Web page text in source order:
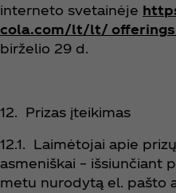
interneto svetainėje
cola.com/lt/lt/
birželio 29 d.
12. Prizas įteikimas
12.1. Laimėtojai apie
asmeniškai – išsiunčiant
metu nurodytą el. pašto